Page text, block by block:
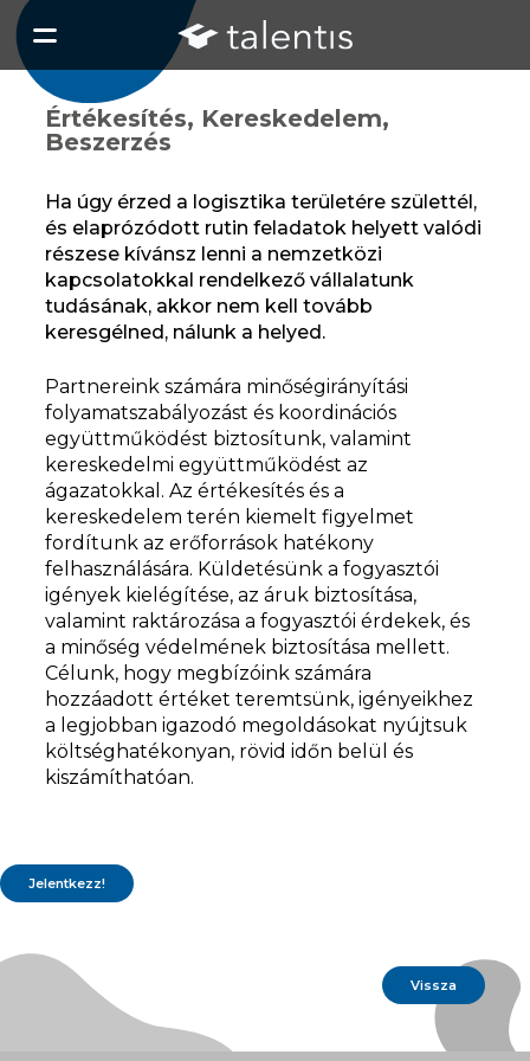
Értékesítés, Kereskedelem,
Beszerzés
Ha úgy érzed a logisztika területére születtél,
és elaprózódott rutin feladatok helyett valódi
részese kívánsz lenni a nemzetközi
kapcsolatokkal rendelkező vállalatunk
tudásának, akkor nem kell tovább
keresgélned, nálunk a helyed.
Partnereink számára minőségirányítási
folyamatszabályozást és koordinációs
együttműködést biztosítunk, valamint
kereskedelmi együttműködést az
ágazatokkal. Az értékesítés és a
kereskedelem terén kiemelt figyelmet
fordítunk az erőforrások hatékony
felhasználására. Küldetésünk a fogyasztói
igények kielégítése, az áruk biztosítása,
valamint raktározása a fogyasztói érdekek, és
a minőség védelmének biztosítása mellett.
Célunk, hogy megbízóink számára
hozzáadott értéket teremtsünk, igényeikhez
a legjobban igazodó megoldásokat nyújtsuk
költséghatékonyan, rövid időn belül és
kiszámíthatóan.
Vissza